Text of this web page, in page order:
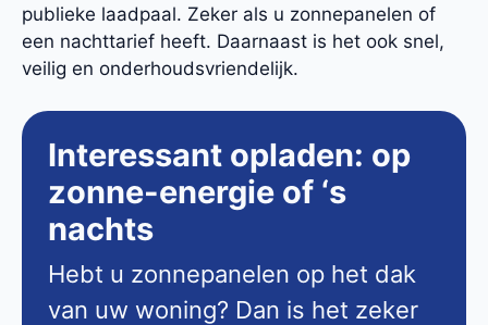
publieke laadpaal. Zeker als u zonnepanelen of
een nachttarief heeft. Daarnaast is het ook snel,
veilig en onderhoudsvriendelijk.
Interessant opladen: op
zonne-energie of ‘s
nachts
Hebt u zonnepanelen op het dak
van uw woning? Dan is het zeker